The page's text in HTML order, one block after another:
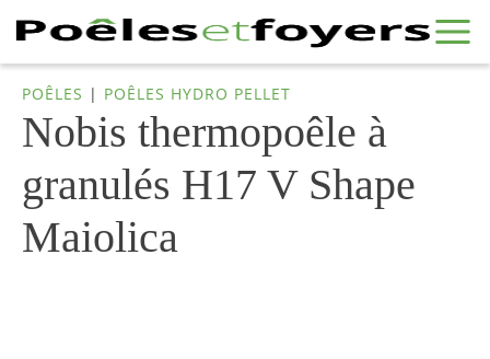
POÊLES | POÊLES HYDRO PELLET
Nobis thermopoêle à
granulés H17 V Shape
Maiolica